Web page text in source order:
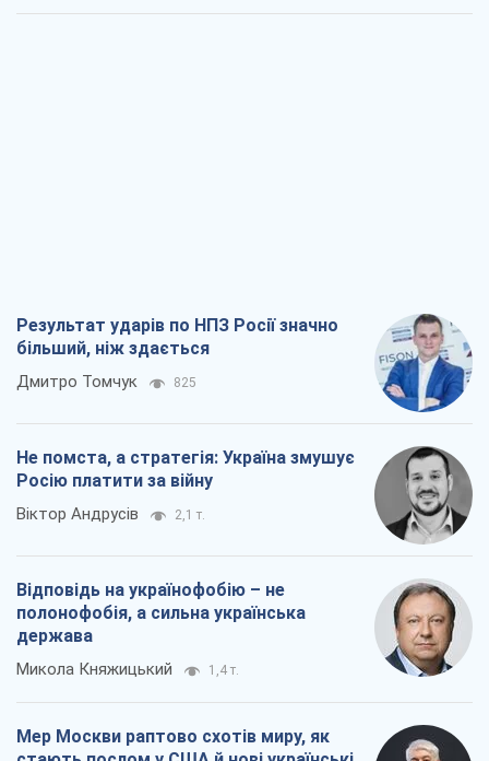
Результат ударів по НПЗ Росії значно
більший, ніж здається
Дмитро Томчук 825
Не помста, а стратегія: Україна змушує
Росію платити за війну
Віктор Андрусів 2,1 т.
Відповідь на українофобію – не
полонофобія, а сильна українська
держава
Микола Княжицький 1,4 т.
Мер Москви раптово схотів миру, як